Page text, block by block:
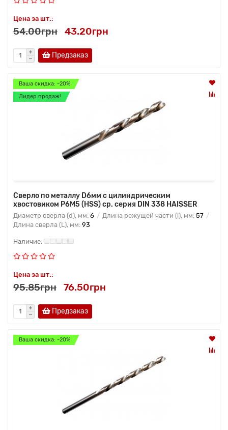
Цена за шт.:
54.00грн 43.20грн
Предзаказ
Ваша скидка: -20%
Лидер продаж!
Сверло по металлу D6мм с цилиндрическим
хвостовиком Р6М5 (HSS) ср. серия DIN 338 HAISSER
Диаметр сверла (d), мм: 6 Длина режущей части (l), мм: 57
Длина сверла (L), мм: 93
Цена за шт.:
95.85грн 76.50грн
Предзаказ
Ваша скидка: -20%